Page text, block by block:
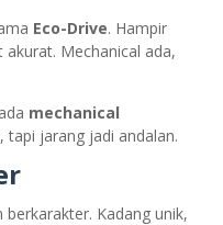
Eco-Drive. Hampir
Mechanical ada,
mechanical
tapi jarang jadi andalan.
Kadang unik,